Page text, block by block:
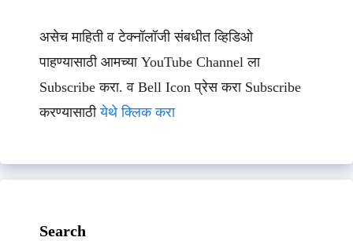
असेच माहिती व टेक्नॉलॉजी संबधीत व्हिडिओ
पाहण्यासाठी आमच्या YouTube Channel ला
Subscribe करा. व Bell Icon प्रेस करा Subscribe
करण्यासाठीयेथे क्लिक करा
Search